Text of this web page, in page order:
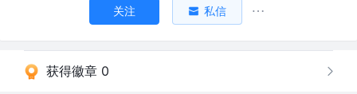
关注 私信
获得徽章 0